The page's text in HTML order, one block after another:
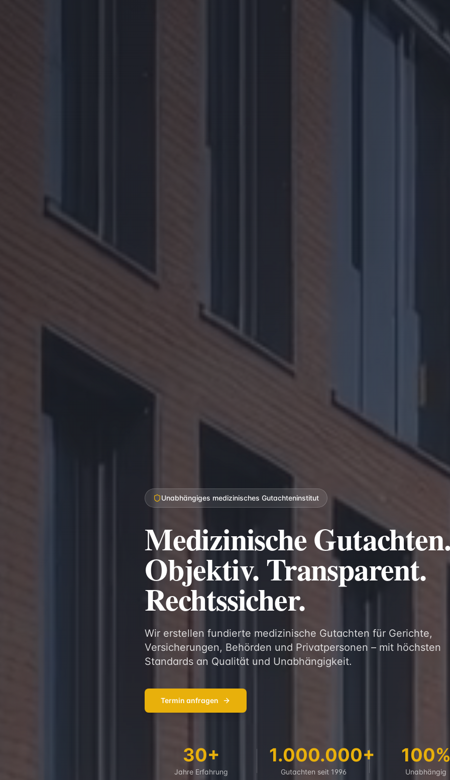
Unabhängiges medizinisches Gutachteninstitut
Medizinische
Objektiv. Transparent.
Rechtssicher.
Wir erstellen fundierte medizinische Gutachten für Gerichte,
Versicherungen, Behörden und Privatpersonen – mit höchsten
Standards an Qualität und Unabhängigkeit.
Termin anfragen
30+
Jahre Erfahrung
1.000.000+
Gutachten seit 1996 Unabhängig